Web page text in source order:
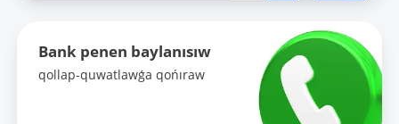
Bank penen baylanısıw
qollap-quwatlawǵa qońıraw